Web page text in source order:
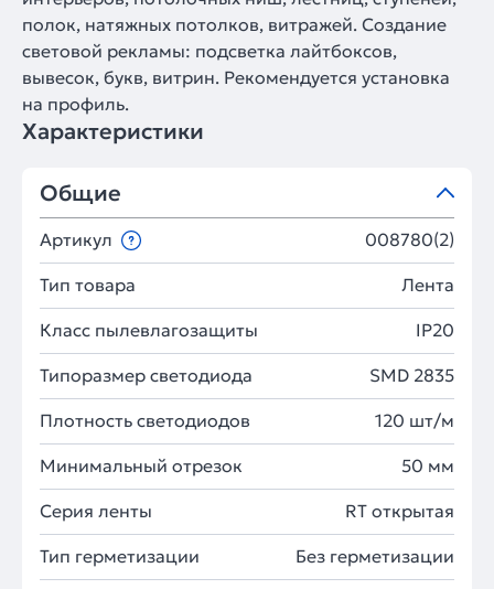
полок, натяжных потолков, витражей. Создание
световой рекламы: подсветка лайтбоксов,
вывесок, букв, витрин. Рекомендуется установка
на профиль.
Характеристики
Общие
Артикул 008780(2)
Тип товара Лента
Класс пылевлагозащиты IP20
Типоразмер светодиода SMD 2835
Плотность светодиодов 120 шт/м
Минимальный отрезок 50 мм
Серия ленты RT открытая
Тип герметизации Без герметизации